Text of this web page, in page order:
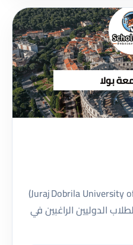
تُعد منحة جامعة بولا (Juraj Dobrila University of Pula)
الدوليين الراغبين في